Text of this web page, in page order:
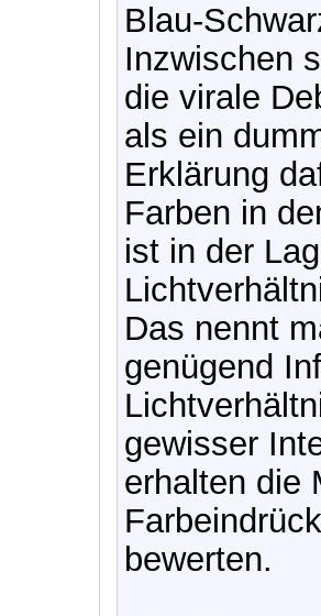
Blau-
Inzwischen
die virale
als ein
Erklärung
Farben in
ist in der
Das nennt
genügend
gewisser
erhalten die
bewerten.